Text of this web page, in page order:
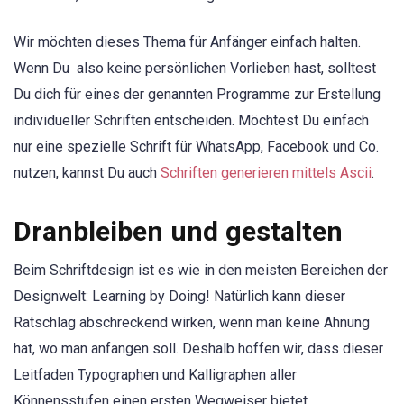
Wir möchten dieses Thema für Anfänger einfach halten.
Wenn Du also keine persönlichen Vorlieben hast, solltest
Du dich für eines der genannten Programme zur Erstellung
individueller Schriften entscheiden. Möchtest Du einfach
nur eine spezielle Schrift für WhatsApp, Facebook und Co.
nutzen, kannst Du auch Schriften generieren mittels Ascii.
Dranbleiben und gestalten
Beim Schriftdesign ist es wie in den meisten Bereichen der
Designwelt: Learning by Doing! Natürlich kann dieser
Ratschlag abschreckend wirken, wenn man keine Ahnung
hat, wo man anfangen soll. Deshalb hoffen wir, dass dieser
Leitfaden Typographen und Kalligraphen aller